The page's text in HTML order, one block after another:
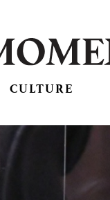
CULTURE